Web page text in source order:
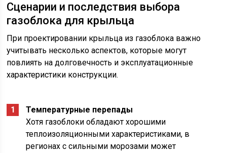
Сценарии и последствия выбора
газоблока для крыльца
При проектировании крыльца из газоблока важно
учитывать несколько аспектов, которые могут
повлиять на долговечность и эксплуатационные
характеристики конструкции.
Температурные перепады
Хотя газоблоки обладают хорошими
теплоизоляционными характеристиками, в
регионах с сильными морозами может